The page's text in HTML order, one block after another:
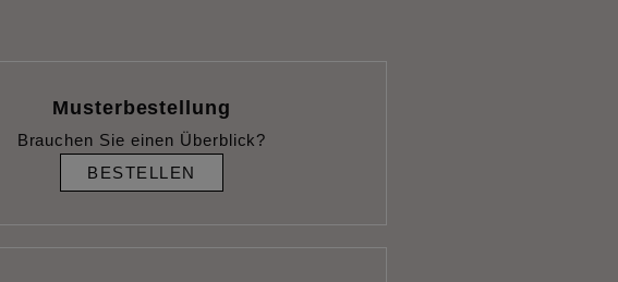
Musterbestellung
Brauchen Sie einen Überblick?
BESTELLEN